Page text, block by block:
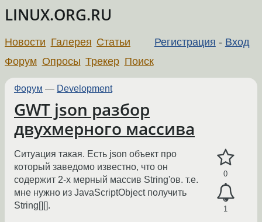
LINUX.ORG.RU
Регистрация - Вход
Новости Галерея Статьи
Форум Опросы Трекер Поиск
Форум — Development
GWT json разбор
двухмерного массива
0
1
Ситуация такая. Есть json объект про
который заведомо известно, что он
содержит 2-х мерный массив String'ов. т.е.
мне нужно из JavaScriptObject получить
String[][].